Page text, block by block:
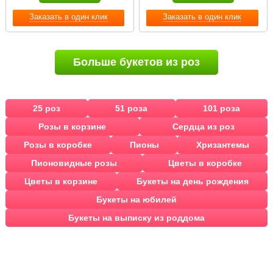
Заказать в один клик Заказать в один клик
Больше букетов из роз
25 роз 51 роза
101 роза
Розы в корзине
Сердца из роз
Розы в коробке
Пионы
Хризантемы
Пионовидные розы
Цветы в коробке
Цветы в корзине
Букеты на день рождения
Букеты на юбилей
Букеты на выписку из роддома